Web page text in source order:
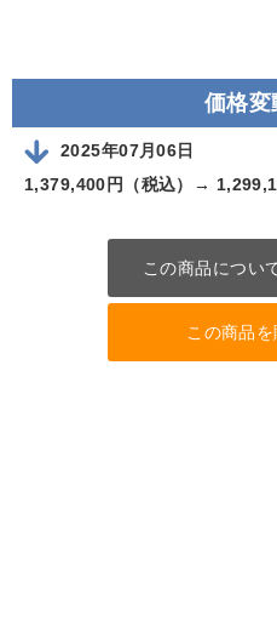
価格変
2025年07月06日
1,379,400円（税込）→
この商品につい
この商品